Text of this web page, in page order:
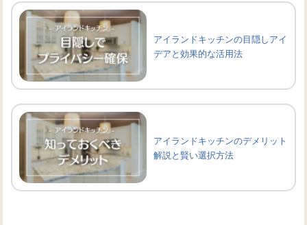
アイランドキッチンの目隠しアイ
デアと効果的な活用法
アイランドキッチンのデメリット
解説と賢い選択方法